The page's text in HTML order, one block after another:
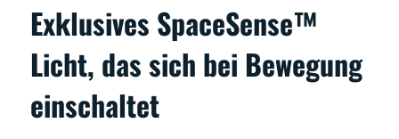
Exklusives SpaceSense™
Licht, das sich bei Bewegung
einschaltet